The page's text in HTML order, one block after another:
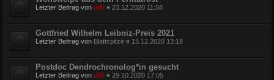
Letzter Beitrag von ulfr « 23.12.2020 11:58
Gottfried Wilhelm Leibniz-Preis 2021
Letzter Beitrag von Blattspitze « 15.12.2020 13:18
Postdoc Dendrochronolog*in gesucht
Letzter Beitrag von ulfr « 29.10.2020 17:05